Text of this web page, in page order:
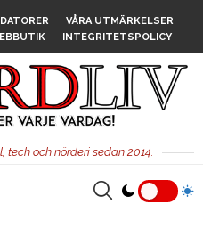
VÅRA UTMÄRKELSER
INTEGRITETSPOLICY
tech och nörderi sedan 2014.